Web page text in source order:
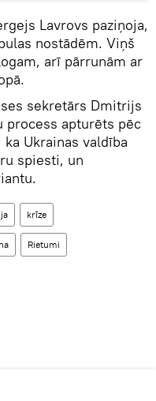
Lavrovs paziņoja,
nostādēm. Viņš
arī pārrunām ar
sekretārs Dmitrijs
process apturēts pēc
Ukrainas valdība
spiesti, un
krīze
Rietumi